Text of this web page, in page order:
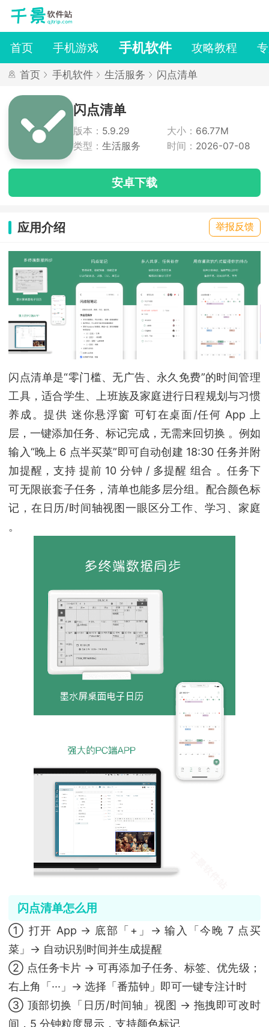
首页 手机游戏 手机软件 攻略教程
首页 手机软件 生活服务 闪点清单
闪点清单
版本： 5.9.29 大小： 66.77M
类型： 生活服务 时间： 2026-07-08
安卓下载
应用介绍 举报反馈
闪点清单是“零门槛、无广告、永久免费”的时间管理
工具，适合学生、上班族及家庭进行日程规划与习惯
养成。提供 迷你悬浮窗 可钉在桌面/任何 App 上
层，一键添加任务、标记完成，无需来回切换 。例如
输入“晚上 6 点半买菜”即可自动创建 18:30 任务并附
加提醒，支持 提前 10 分钟 / 多提醒 组合 。任务下
可无限嵌套子任务，清单也能多层分组。配合颜色标
记，在日历/时间轴视图一眼区分工作、学习、家庭
。
闪点清单怎么用
① 打开 App → 底部「+」→ 输入「今晚 7 点买
菜」→ 自动识别时间并生成提醒
② 点任务卡片 → 可再添加子任务、标签、优先级；
右上角「···」→ 选择「番茄钟」即可一键专注计时
③ 顶部切换「日历/时间轴」视图 → 拖拽即可改时
间，5 分钟粒度显示，支持颜色标记